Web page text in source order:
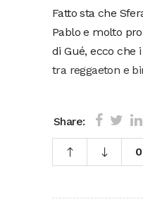
Fatto sta che
Pablo e molto
di Gué, ecco che
tra reggaeton e
Share:
0